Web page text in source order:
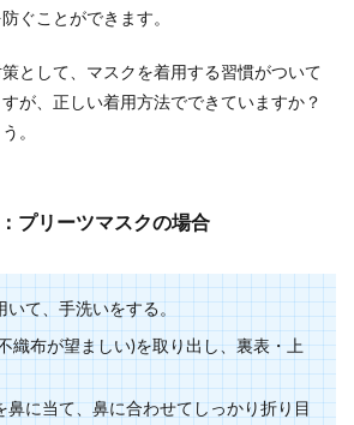
ぐことができます。
として、マスクを着用する習慣がついて
が、正しい着用方法でできていますか？
。
プリーツマスクの場合
て、手洗いをする。
織布が望ましい)を取り出し、裏表・上
鼻に当て、鼻に合わせてしっかり折り目